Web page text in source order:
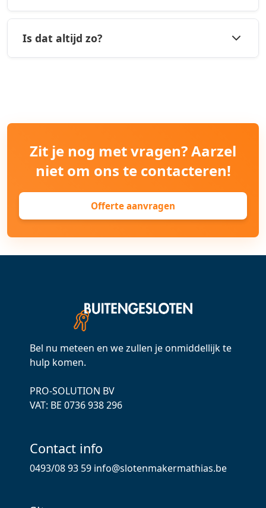
Is dat altijd zo?
Zit je nog met vragen? Aarzel
niet om ons te contacteren!
Offerte aanvragen
Bel nu meteen en we zullen je onmiddellijk te
hulp komen.
PRO-SOLUTION BV
VAT: ВЕ 0736 938 296
Contact info
0493/08 93 59 info@slotenmakermathias.be